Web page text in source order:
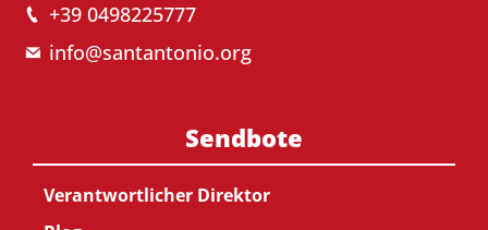
+39 0498225777
info@santantonio.org
Sendbote
Verantwortlicher Direktor